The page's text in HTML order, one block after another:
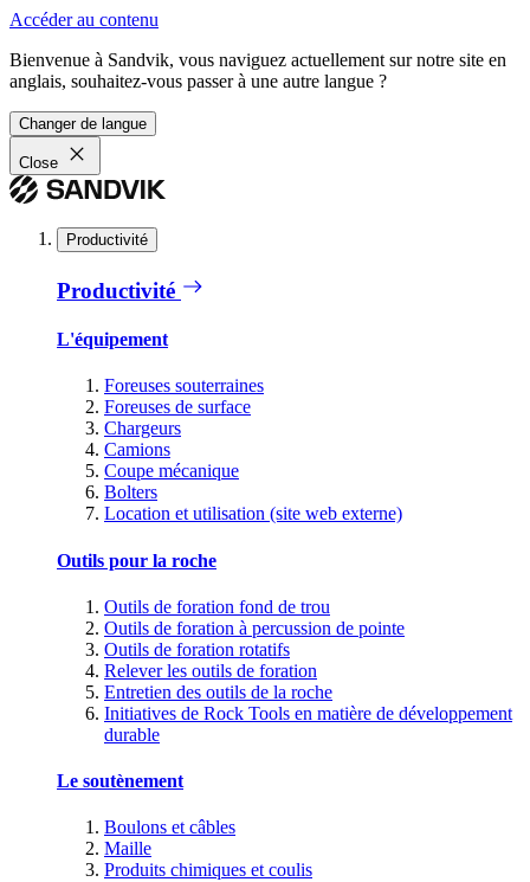
Accéder au contenu
Bienvenue à Sandvik, vous naviguez actuellement sur notre site en
anglais, souhaitez-vous passer à une autre langue ?
Changer de langue
Close
Productivité
Productivité
L'équipement
Foreuses souterraines
Foreuses de surface
Chargeurs
Camions
Coupe mécanique
Bolters
Location et utilisation (site web externe)
Outils pour la roche
Outils de foration fond de trou
Outils de foration à percussion de pointe
Outils de foration rotatifs
Relever les outils de foration
Entretien des outils de la roche
Initiatives de Rock Tools en matière de développement
durable
Le soutènement
Boulons et câbles
Maille
Produits chimiques et coulis